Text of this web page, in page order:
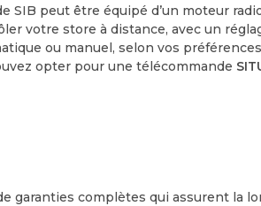
peut être équipé d’un moteur
votre store à distance, avec un
ou manuel, selon vos
opter pour une télécommande
garanties complètes qui assurent la